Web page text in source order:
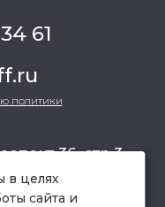
61
политики
36, стр.3 ,
в целях
сайта и